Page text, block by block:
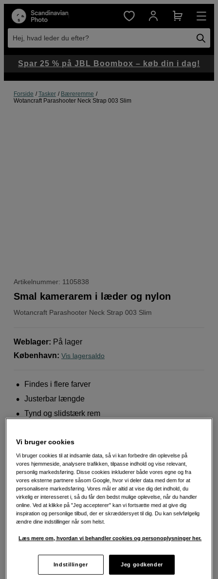
Hej, hvad leder du efter?
Forside Tasker
Bæreremme
Wotancraft Parashooter Neck Strap 003 Slim
Artikelnummer: 1105838
Wotancraft Parashooter Neck Strap 003 Slim
Smal kamerarem i læder og nylon
Weblager: På lager
København: Vis lagersaldo
Findes i flere farver
Justerbar længde
Tynd og slidstærk rem
Vælg farve
Spar 25 % på JBL Boombox – køb din i dag!
Vi bruger cookies
Vi bruger cookies til at indsamle data, så vi kan forbedre din oplevelse på
vores hjemmeside, analysere trafikken, tilpasse indhold og vise relevant,
personlig markedsføring. Disse cookies inkluderer både vores egne og fra
vores eksterne partnere såsom Google, hvor vi deler data med dem for at
personalisere markedsføring. Vores mål er altid at vise dig det indhold, du
virkelig er interesseret i, så du får den bedst mulige oplevelse, når du handler
online. Ved at klikke på "Jeg accepterer" kan vi fortsætte med at give dig
inspiration og personlige tilbud, der er skræddersyet til dig. Du kan selvfølgelig
ændre dine indstillinger når som helst.
Læs mere om, hvordan vi behandler cookies og personoplysninger her.
Indstillinger Jeg godkender